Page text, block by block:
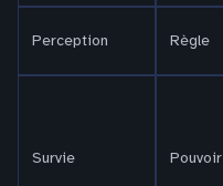
Perception Règle
Survie Pouvoir